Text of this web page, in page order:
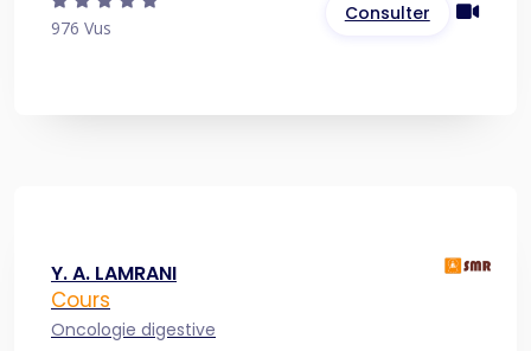
976 Vus
Consulter
Y. A. LAMRANI
Cours
Oncologie digestive